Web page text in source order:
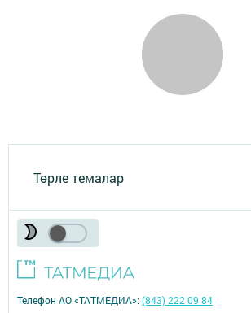
Төрле темалар
Телефон АО «ТАТМЕДИА»:(843) 222 09 84